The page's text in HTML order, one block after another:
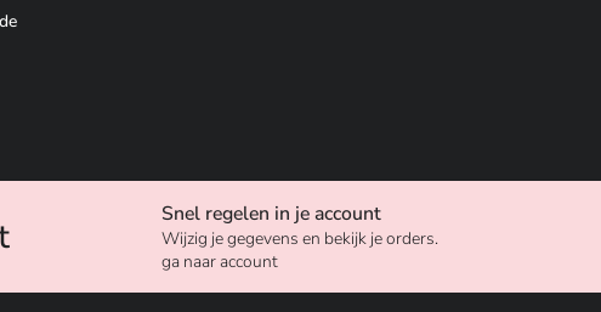
Snel regelen in je account
Wijzig je gegevens en bekijk je orders.
ga naar account